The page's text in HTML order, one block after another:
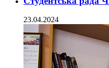
23.04.2024